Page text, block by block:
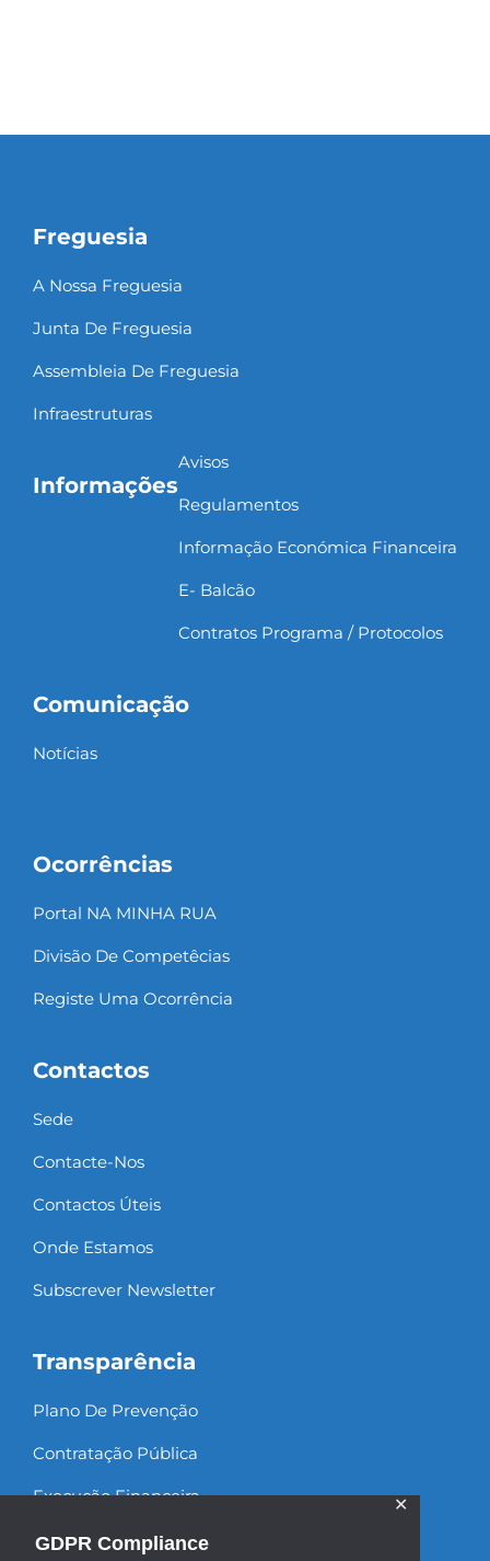
GDPR Compliance
✕
Freguesia
A Nossa Freguesia
Junta De Freguesia
Assembleia De Freguesia
Infraestruturas
Informações
Avisos
Regulamentos
Informação Económica Financeira
E- Balcão
Contratos Programa / Protocolos
Comunicação
Notícias
Ocorrências
Portal NA MINHA RUA
Divisão De Competêcias
Registe Uma Ocorrência
Contactos
Sede
Contacte-Nos
Contactos Úteis
Onde Estamos
Subscrever Newsletter
Transparência
Plano De Prevenção
Contratação Pública
Execução Financeira
Recursos Humanos